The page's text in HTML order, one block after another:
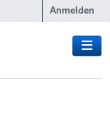
Anmelden